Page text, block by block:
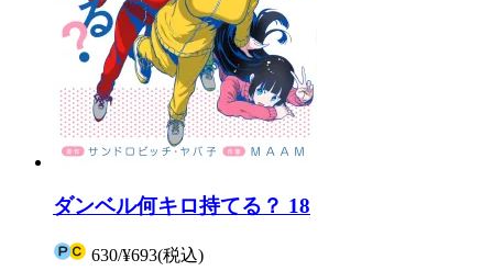
ダンベル何キロ持てる？ 18
630/¥693(税込)